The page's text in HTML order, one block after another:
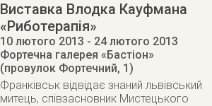
Виставка Влодка Кауфмана
«Риботерапія»
10 лютого 2013 - 24 лютого 2013
Фортечна галерея «Бастіон»
(провулок Фортечний, 1)
Франківськ відвідає знаний львівський
митець, співзасновник Мистецького